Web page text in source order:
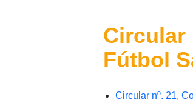
Circular
Fútbol
Circular nº. 21,